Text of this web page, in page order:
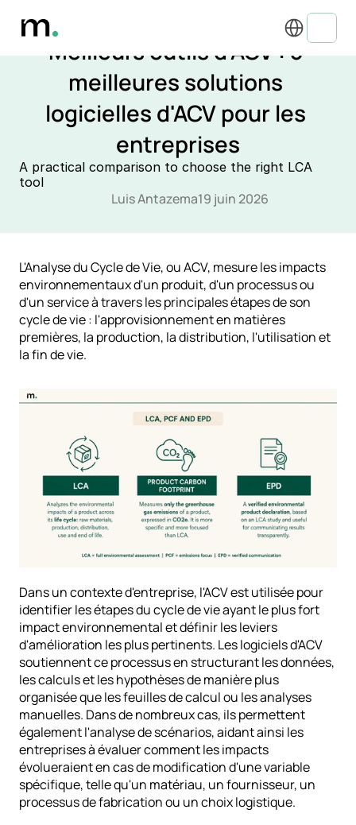
DÉCARBONISATION, EMPREINTE CARBONE ET ACV
Meilleurs outils d'ACV : 5
meilleures solutions
logicielles d'ACV pour les
entreprises
A practical comparison to choose the right LCA
tool
Luis Antazema19 juin 2026
L'Analyse du Cycle de Vie, ou ACV, mesure les impacts
environnementaux d'un produit, d'un processus ou
d'un service à travers les principales étapes de son
cycle de vie : l'approvisionnement en matières
premières, la production, la distribution, l'utilisation et
la fin de vie.
Dans un contexte d'entreprise, l'ACV est utilisée pour
identifier les étapes du cycle de vie ayant le plus fort
impact environnemental et définir les leviers
d'amélioration les plus pertinents. Les logiciels d'ACV
soutiennent ce processus en structurant les données,
les calculs et les hypothèses de manière plus
organisée que les feuilles de calcul ou les analyses
manuelles. Dans de nombreux cas, ils permettent
également l'analyse de scénarios, aidant ainsi les
entreprises à évaluer comment les impacts
évolueraient en cas de modification d'une variable
spécifique, telle qu'un matériau, un fournisseur, un
processus de fabrication ou un choix logistique.
Select Language